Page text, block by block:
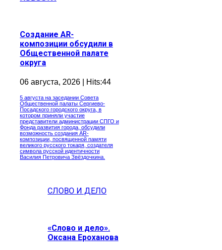
Создание AR-
композиции обсудили в
Общественной палате
округа
06 августа, 2026 | Hits:44
5 августа на заседании Совета
Общественной палаты Сергиево-
Посадского городского округа, в
котором приняли участие
представители администрации СПГО и
Фонда развития города, обсудили
возможность создания AR-
композиции, посвященной памяти
великого русского токаря, создателя
символа русской идентичности
Василия Петровича Звёздочкина.
СЛОВО И ДЕЛО
«Слово и дело».
Оксана Ероханова